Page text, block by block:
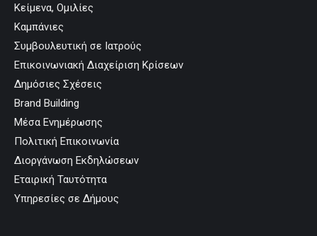
Κείμενα, Ομιλίες
Καμπάνιες
Συμβουλευτική σε Ιατρούς
Επικοινωνιακή Διαχείριση Κρίσεων
Δημόσιες Σχέσεις
Brand Building
Μέσα Ενημέρωσης
Πολιτική Επικοινωνία
Διοργάνωση Εκδηλώσεων
Εταιρική Ταυτότητα
Υπηρεσίες σε Δήμους